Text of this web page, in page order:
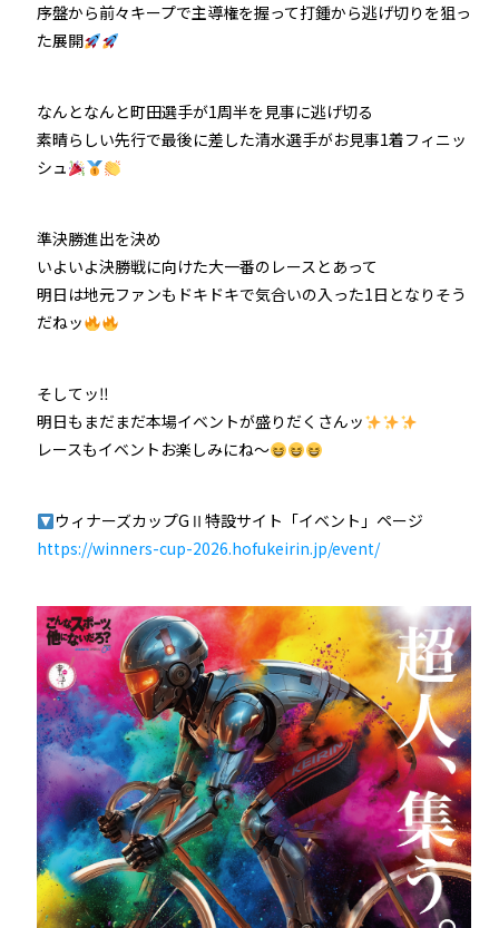
序盤から前々キープで主導権を握って打鍾から逃げ切りを狙っ
た展開
なんとなんと町田選手が1周半を見事に逃げ切る
素晴らしい先行で最後に差した清水選手がお見事1着フィニッ
シュ
準決勝進出を決め
いよいよ決勝戦に向けた大一番のレースとあって
明日は地元ファンもドキドキで気合いの入った1日となりそう
だねッ
そしてッ‼
明日もまだまだ本場イベントが盛りだくさんッ
レースもイベントお楽しみにね～
ウィナーズカップGⅡ特設サイト「イベント」ページ
https://winners-cup-2026.hofukeirin.jp/event/